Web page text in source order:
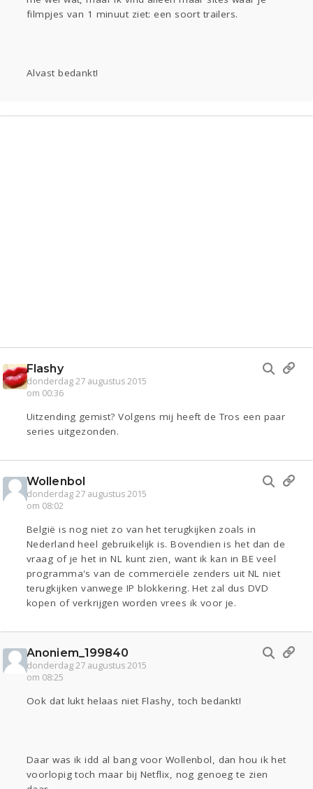
Aangeboden
filmpjes van 1 minuut ziet: een soort trailers.
Alvast bedankt!
Flashy
donderdag 27 augustus 2015
om 00:36
Uitzending gemist? Volgens mij heeft de Tros een paar
series uitgezonden.
Wollenbol
donderdag 27 augustus 2015
om 08:02
België is nog niet zo van het terugkijken zoals in
Nederland heel gebruikelijk is. Bovendien is het dan de
vraag of je het in NL kunt zien, want ik kan in BE veel
programma's van de commerciële zenders uit NL niet
terugkijken vanwege IP blokkering. Het zal dus DVD
kopen of verkrijgen worden vrees ik voor je.
Anoniem_199840
donderdag 27 augustus 2015
om 08:25
Ook dat lukt helaas niet Flashy, toch bedankt!
Daar was ik idd al bang voor Wollenbol, dan hou ik het
voorlopig toch maar bij Netflix, nog genoeg te zien